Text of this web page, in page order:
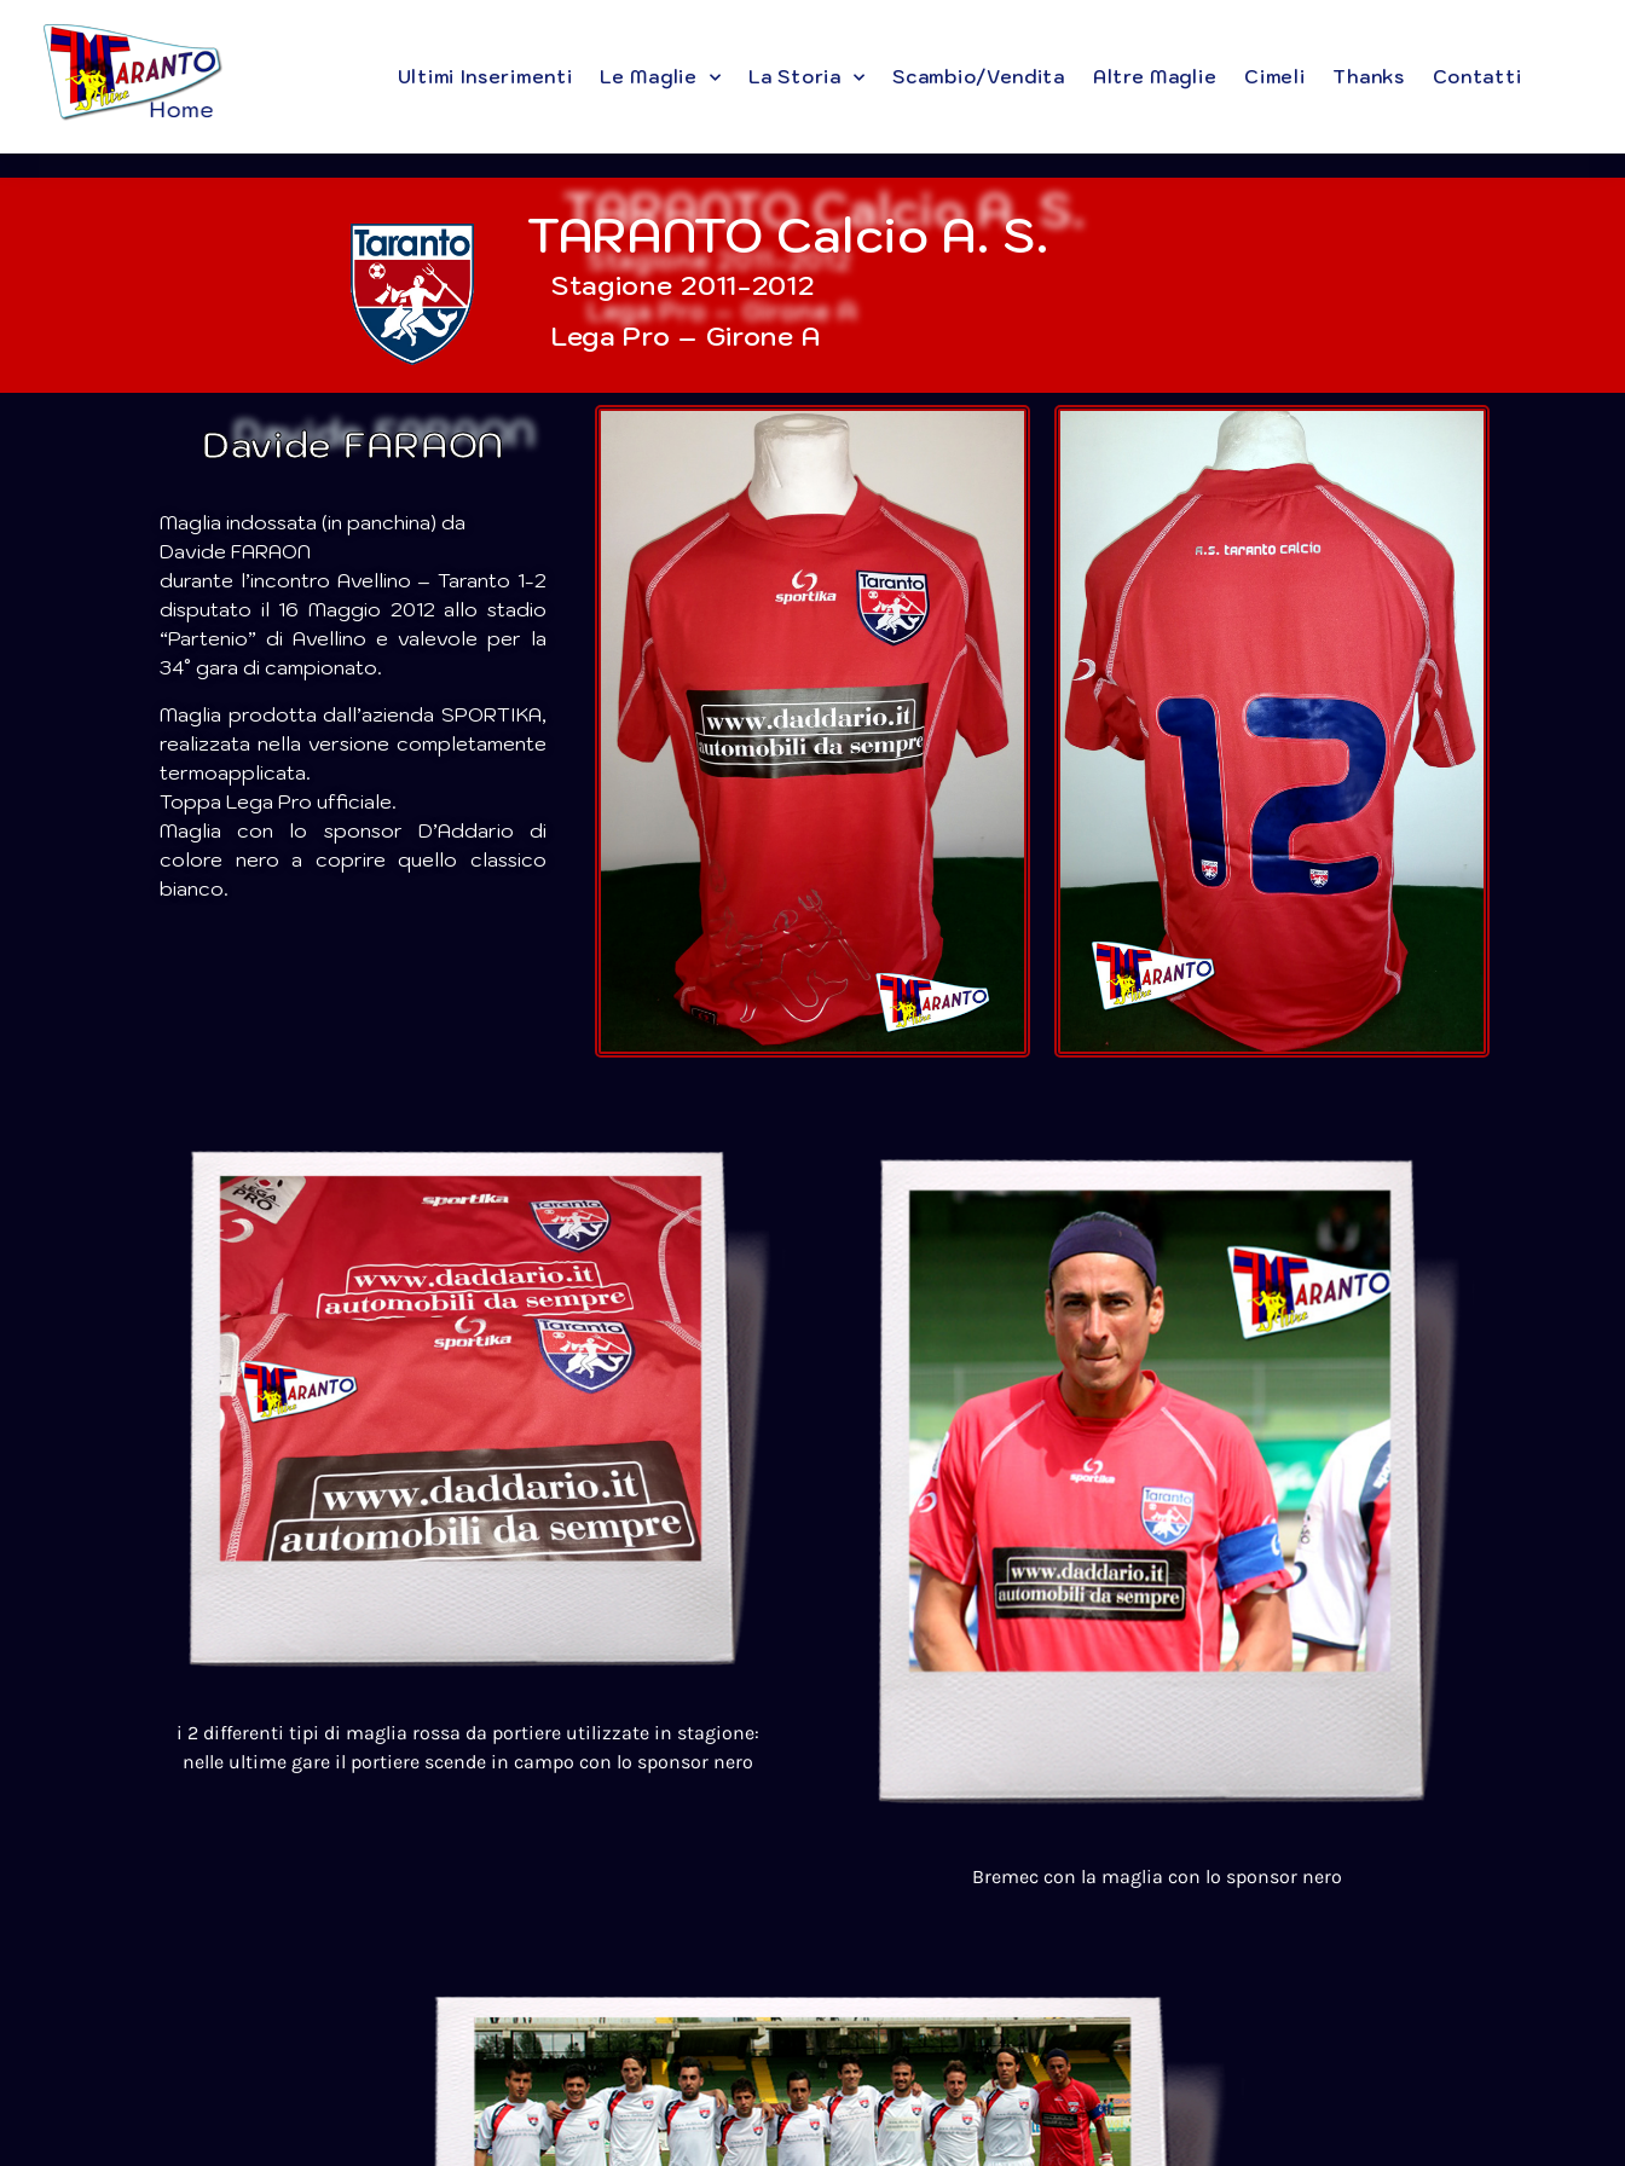
Ultimi Inserimenti Le Maglie La Storia Scambio/Vendita Altre Maglie Cimeli Thanks Contatti
TARANTO Calcio A. S.
Stagione 2011-2012
Lega Pro – Girone A
Davide FARAON
Maglia indossata (in panchina) da
Davide FARAON
durante l’incontro Avellino – Taranto 1-2
disputato il 16 Maggio 2012 allo stadio
“Partenio” di Avellino e valevole per la
34° gara di campionato.
Maglia prodotta dall’azienda SPORTIKA,
realizzata nella versione completamente
termoapplicata.
Toppa Lega Pro ufficiale.
Maglia con lo sponsor D’Addario di
colore nero a coprire quello classico
bianco.
i 2 differenti tipi di maglia rossa da portiere utilizzate in stagione:
nelle ultime gare il portiere scende in campo con lo sponsor nero
Bremec con la maglia con lo sponsor nero